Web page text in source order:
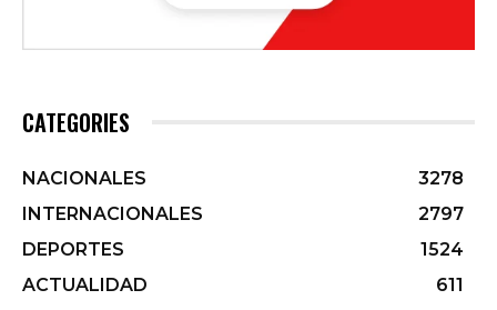
CATEGORIES
NACIONALES
3278
INTERNACIONALES
2797
DEPORTES
1524
ACTUALIDAD
611